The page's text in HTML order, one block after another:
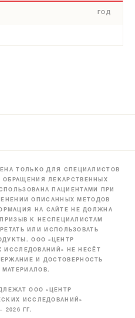
ГОД
ТОЛЬКО ДЛЯ СПЕЦИАЛИСТОВ
ОБРАЩЕНИЯ ЛЕКАРСТВЕННЫХ
ПАЦИЕНТАМИ ПРИ
ОПИСАННЫХ МЕТОДОВ
НА САЙТЕ НЕ ДОЛЖНА
К НЕСПЕЦИАЛИСТАМ
ИЛИ ИСПОЛЬЗОВАТЬ
ООО «ЦЕНТР
НЕ НЕСЁТ
И ДОСТОВЕРНОСТЬ
ООО «ЦЕНТР
ИССЛЕДОВАНИЙ»
2026 ГГ.